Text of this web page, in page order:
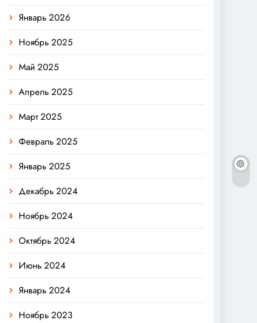
Январь 2026
Ноябрь 2025
Май 2025
Апрель 2025
Март 2025
Февраль 2025
Январь 2025
Декабрь 2024
Ноябрь 2024
Октябрь 2024
Июнь 2024
Январь 2024
Ноябрь 2023